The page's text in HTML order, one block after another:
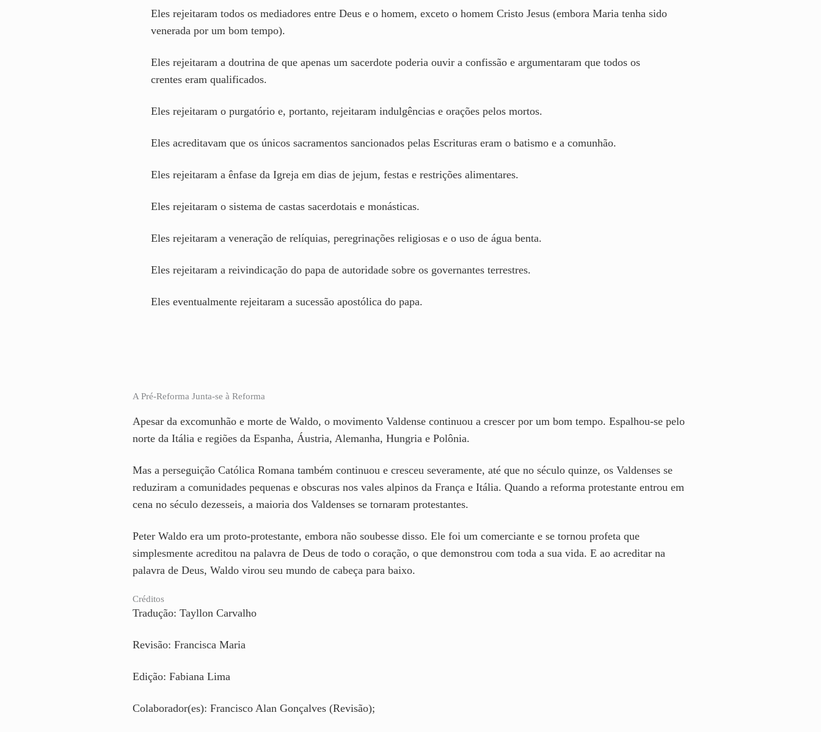
Eles rejeitaram todos os mediadores entre Deus e o homem, exceto o homem Cristo Jesus (embora Maria tenha sido
venerada por um bom tempo).
Eles rejeitaram a doutrina de que apenas um sacerdote poderia ouvir a confissão e argumentaram que todos os
crentes eram qualificados.
Eles rejeitaram o purgatório e, portanto, rejeitaram indulgências e orações pelos mortos.
Eles acreditavam que os únicos sacramentos sancionados pelas Escrituras eram o batismo e a comunhão.
Eles rejeitaram a ênfase da Igreja em dias de jejum, festas e restrições alimentares.
Eles rejeitaram o sistema de castas sacerdotais e monásticas.
Eles rejeitaram a veneração de relíquias, peregrinações religiosas e o uso de água benta.
Eles rejeitaram a reivindicação do papa de autoridade sobre os governantes terrestres.
Eles eventualmente rejeitaram a sucessão apostólica do papa.
A Pré-Reforma Junta-se à Reforma
Apesar da excomunhão e morte de Waldo, o movimento Valdense continuou a crescer por um bom tempo. Espalhou-se pelo
norte da Itália e regiões da Espanha, Áustria, Alemanha, Hungria e Polônia.
Mas a perseguição Católica Romana também continuou e cresceu severamente, até que no século quinze, os Valdenses se
reduziram a comunidades pequenas e obscuras nos vales alpinos da França e Itália. Quando a reforma protestante entrou em
cena no século dezesseis, a maioria dos Valdenses se tornaram protestantes.
Peter Waldo era um proto-protestante, embora não soubesse disso. Ele foi um comerciante e se tornou profeta que
simplesmente acreditou na palavra de Deus de todo o coração, o que demonstrou com toda a sua vida. E ao acreditar na
palavra de Deus, Waldo virou seu mundo de cabeça para baixo.
Créditos
Tradução: Tayllon Carvalho
Revisão: Francisca Maria
Edição: Fabiana Lima
Colaborador(es): Francisco Alan Gonçalves (Revisão);